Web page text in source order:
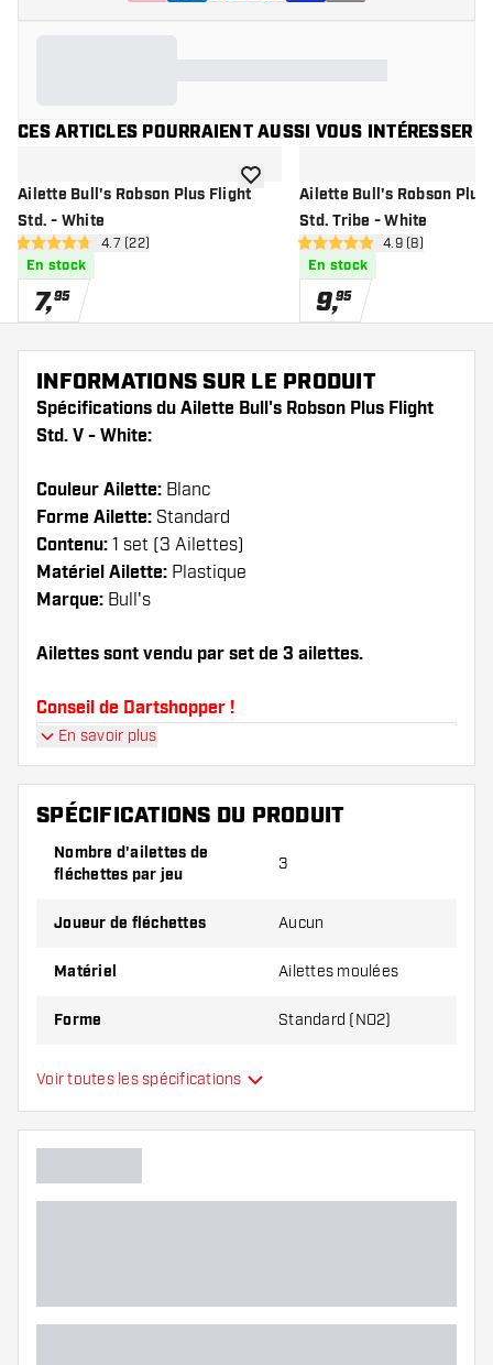
CES ARTICLES POURRAIENT AUSSI VOUS INTÉRESSER
Ailette Bull's Robson Plus Flight
Std. - White
ouvrir le panneau des avis
4.7 étoiles de notation
4.7 (22)
En stock
7,95
ajouter à la liste de souhaits
Ailette Bull's Robson Plus
Std. Tribe - White
ouvrir le
4.9 étoiles de notation
4.9 (8)
En stock
9,95
INFORMATIONS SUR LE PRODUIT
Spécifications du Ailette Bull's Robson Plus Flight
Std. V - White:
Couleur Ailette: Blanc
Forme Ailette: Standard
Contenu: 1 set (3 Ailettes)
Matériel Ailette: Plastique
Marque: Bull's
Ailettes sont vendu par set de 3 ailettes.
Conseil de Dartshopper !
et de tiges. Ils peuvent être endommagés ou
cassés à l'usage.
Essayez une forme, un matériau ou une
la variante qui vous convient le mieux !
En savoir plus
SPÉCIFICATIONS DU PRODUIT
Nombre d'ailettes de
fléchettes par jeu
3
Joueur de fléchettes Aucun
Matériel Ailettes moulées
Forme Standard (NO2)
Type
Flexibilité
Voir toutes les spécifications